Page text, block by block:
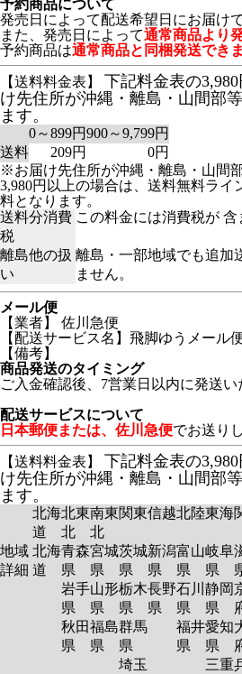
予約商品について
発売日によって配送希望日にお届け
また、発売日によって通常商品より
予約商品は通常商品と同梱発送できま
【送料料金表】
下記料金表の
け先住所が沖縄・離島・山間部
ます。
0～899円900～9,799円
送料
209円
0円
※お届け先住所が沖縄・離島・山間
3,980円以上の場合は、送料無料ライ
料となります。
送料分消費
税
この料金には消費税が 含
離島他の扱
い
離島・一部地域でも追加
ません。
メール便
【業者】 佐川急便
【配送サービス名】飛脚ゆうメール
【備考】
商品発送のタイミング
ご入金確認後、7営業日以内に発送い
配送サービスについて
日本郵便または、佐川急便でお送り
【送料料金表】
下記料金表の
け先住所が沖縄・離島・山間部
ます。
北海
道
北東
北
南東
北
関東信越北陸東海
地域
詳細
北海
道
青森
県
岩手
県
秋田
県
宮城
県
山形
県
福島
県
茨城
県
栃木
県
群馬
県
埼玉
新潟
県
長野
県
富山
県
石川
県
福井
県
岐阜
県
静岡
県
愛知
県
三重